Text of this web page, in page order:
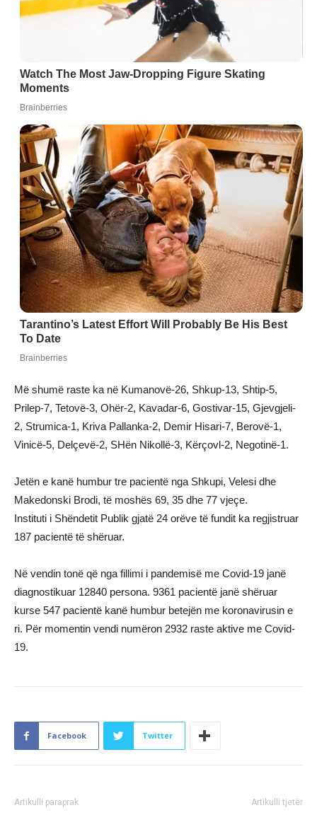
Më shumë raste ka në Kumanovë-26, Shkup-13, Shtip-5,
Prilep-7, Tetovë-3, Ohër-2, Kavadar-6, Gostivar-15, Gjevgjeli-
2, Strumica-1, Kriva Pallanka-2, Demir Hisari-7, Berovë-1,
Vinicë-5, Delçevë-2, SHën Nikollë-3, Kërçovl-2, Negotinë-1.
Jetën e kanë humbur tre pacientë nga Shkupi, Velesi dhe
Makedonski Brodi, të moshës 69, 35 dhe 77 vjeçe.
Instituti i Shëndetit Publik gjatë 24 orëve të fundit ka regjistruar
187 pacientë të shëruar.
Në vendin tonë që nga fillimi i pandemisë me Covid-19 janë
diagnostikuar 12840 persona. 9361 pacientë janë shëruar
kurse 547 pacientë kanë humbur betejën me koronavirusin e
ri. Për momentin vendi numëron 2932 raste aktive me Covid-
19.
Facebook Twitter
Artikulli paraprak Artikulli tjetër